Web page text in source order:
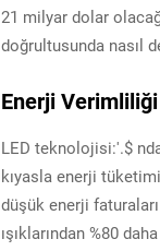
21 milyar dolar
doğrultusunda nasıl
Enerji Verimliliği
LED teknolojisi:'.$
kıyasla enerji
düşük enerji
ışıklarından %80